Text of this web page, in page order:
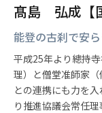
髙島 弘成【
能登の古刹で安
平成25年より總持
理）と僧堂准師家
との連携にも力を
り推進協議会常任